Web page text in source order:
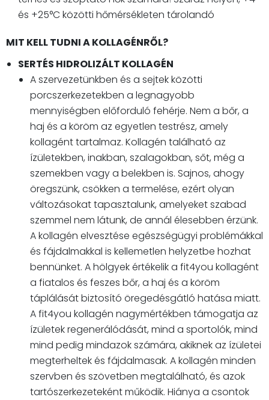
és +25°C közötti hőmérsékleten tárolandó
MIT KELL TUDNI A KOLLAGÉNRŐL?
SERTÉS HIDROLIZÁLT KOLLAGÉN
A szervezetünkben és a sejtek közötti
porcszerkezetekben a legnagyobb
mennyiségben előforduló fehérje. Nem a bőr, a
haj és a köröm az egyetlen testrész, amely
kollagént tartalmaz. Kollagén található az
ízületekben, inakban, szalagokban, sőt, még a
szemekben vagy a belekben is. Sajnos, ahogy
öregszünk, csökken a termelése, ezért olyan
változásokat tapasztalunk, amelyeket szabad
szemmel nem látunk, de annál élesebben érzünk.
A kollagén elvesztése egészségügyi problémákkal
és fájdalmakkal is kellemetlen helyzetbe hozhat
bennünket. A hölgyek értékelik a fit4you kollagént
a fiatalos és feszes bőr, a haj és a köröm
táplálását biztosító öregedésgátló hatása miatt.
A fit4you kollagén nagymértékben támogatja az
ízületek regenerálódását, mind a sportolók, mind
mind pedig mindazok számára, akiknek az ízületei
megterheltek és fájdalmasak. A kollagén minden
szervben és szövetben megtalálható, és azok
tartószerkezeteként működik. Hiánya a csontok